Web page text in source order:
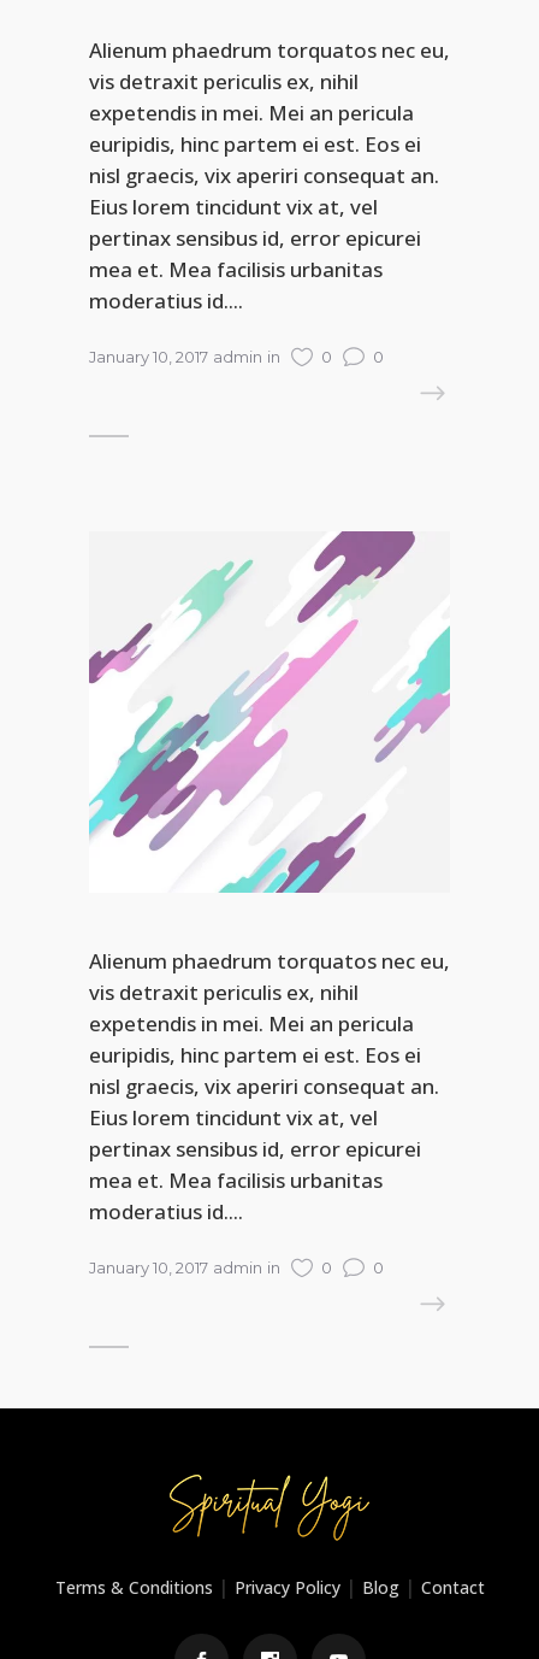
Alienum phaedrum torquatos nec eu,
vis detraxit periculis ex, nihil
expetendis in mei. Mei an pericula
euripidis, hinc partem ei est. Eos ei
nisl graecis, vix aperiri consequat an.
Eius lorem tincidunt vix at, vel
pertinax sensibus id, error epicurei
mea et. Mea facilisis urbanitas
moderatius id....
January 10, 2017 admin in 0 0
Alienum phaedrum torquatos nec eu,
vis detraxit periculis ex, nihil
expetendis in mei. Mei an pericula
euripidis, hinc partem ei est. Eos ei
nisl graecis, vix aperiri consequat an.
Eius lorem tincidunt vix at, vel
pertinax sensibus id, error epicurei
mea et. Mea facilisis urbanitas
moderatius id....
January 10, 2017 admin in 0 0
Terms & Conditions | Privacy Policy| Blog| Contact